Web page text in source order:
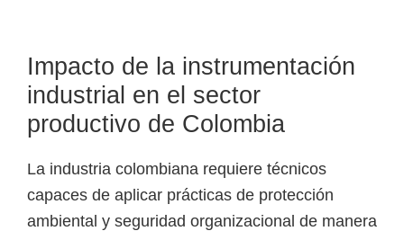
Impacto de la instrumentación
industrial en el sector
productivo de Colombia
La industria colombiana requiere técnicos
capaces de aplicar prácticas de protección
ambiental y seguridad organizacional de manera